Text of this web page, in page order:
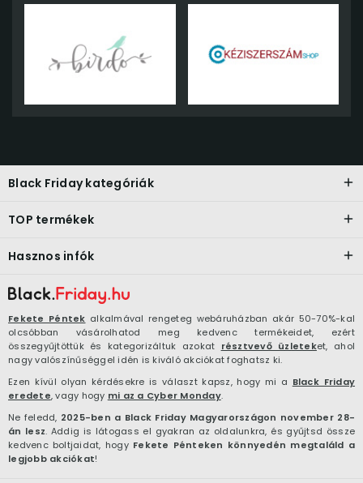
Fekete Péntek alkalmával rengeteg webáruházban akár 50-70%-kal
olcsóbban vásárolhatod meg kedvenc termékeidet, ezért
összegyűjtöttük és kategorizáltuk azokat résztvevő üzleteket, ahol
nagy valószínűséggel idén is kiváló akciókat foghatsz ki.
Ezen kívül olyan kérdésekre is választ kapsz, hogy mi a Black Friday
eredete, vagy hogy mi az a Cyber Monday.
Ne feledd, 2025-ben a Black Friday Magyarországon november 28-
án lesz. Addig is látogass el gyakran az oldalunkra, és gyűjtsd össze
kedvenc boltjaidat, hogy Fekete Pénteken könnyedén megtaláld a
legjobb akciókat!
Black Friday kategóriák
TOP termékek
Hasznos infók